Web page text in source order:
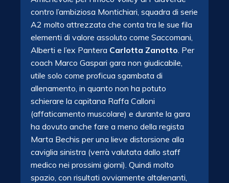
contro l’ambiziosa Montichiari, squadra di serie
A2 molto attrezzata che conta tra le sue fila
elementi di valore assoluto come Saccomani,
Alberti e l’ex Pantera Carlotta Zanotto. Per
coach Marco Gaspari gara non giudicabile,
utile solo come proficua sgambata di
allenamento, in quanto non ha potuto
schierare la capitana Raffa Calloni
(affaticamento muscolare) e durante la gara
ha dovuto anche fare a meno della regista
Marta Bechis per una lieve distorsione alla
caviglia sinistra (verrà valutata dallo staff
medico nei prossimi giorni). Quindi molto
spazio, con risultati ovviamente altalenanti,